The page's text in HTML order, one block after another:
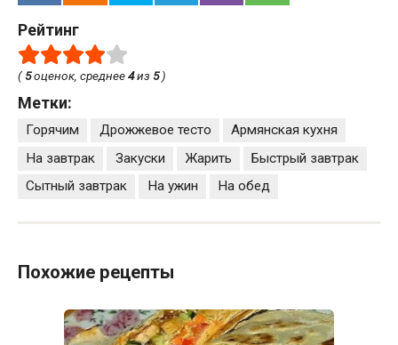
Рейтинг
(5оценок, среднее4из 5)
Метки:
Горячим Дрожжевое тесто
Армянская кухня
На завтрак
Закуски Жарить
Быстрый завтрак
Сытный завтрак
На ужин На обед
Похожие рецепты